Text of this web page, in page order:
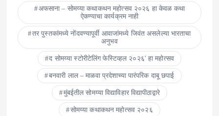
अफसाना – सोमय्या कथाकथन महोत्सव २०२६ हा केवळ कथा
ऐकण्याचा कार्यक्रम नाही
तर पुस्तकांमध्ये नोंदवण्यापूर्वी आवाजांमध्ये जिवंत असलेल्या भारताचा
अनुभव
द सोमय्या स्टोरीटेलिंग फेस्टिव्हल २०२६' हा महोत्सव
बनवारी लाल – माळवा प्रदेशाच्या पारंपरिक दाबू छपाई
मुंबईतील सोमय्या विद्याविहार विद्यापीठाद्वारे
सोमय्या कथाकथन महोत्सव २०२६